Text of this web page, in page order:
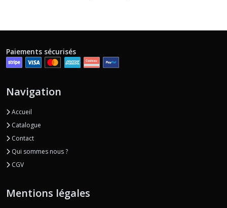
Paiements sécurisés
Navigation
Accueil
Catalogue
Contact
Qui sommes nous ?
CGV
Mentions légales